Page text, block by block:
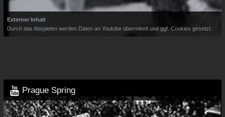
Externer Inhalt
Durch das Abspielen werden Daten an Youtube übermittelt und ggf. Cookies gesetzt.
Prague Spring